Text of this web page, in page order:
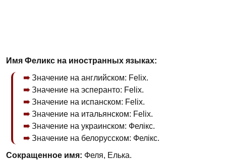
Имя Феликс на иностранных языках:
Значение на английском: Felix.
Значение на эсперанто: Felix.
Значение на испанском: Felix.
Значение на итальянском: Felix.
Значение на украинском: Фелікс.
Значение на белорусском: Фелікс.
Сокращенное имя: Феля, Елька.